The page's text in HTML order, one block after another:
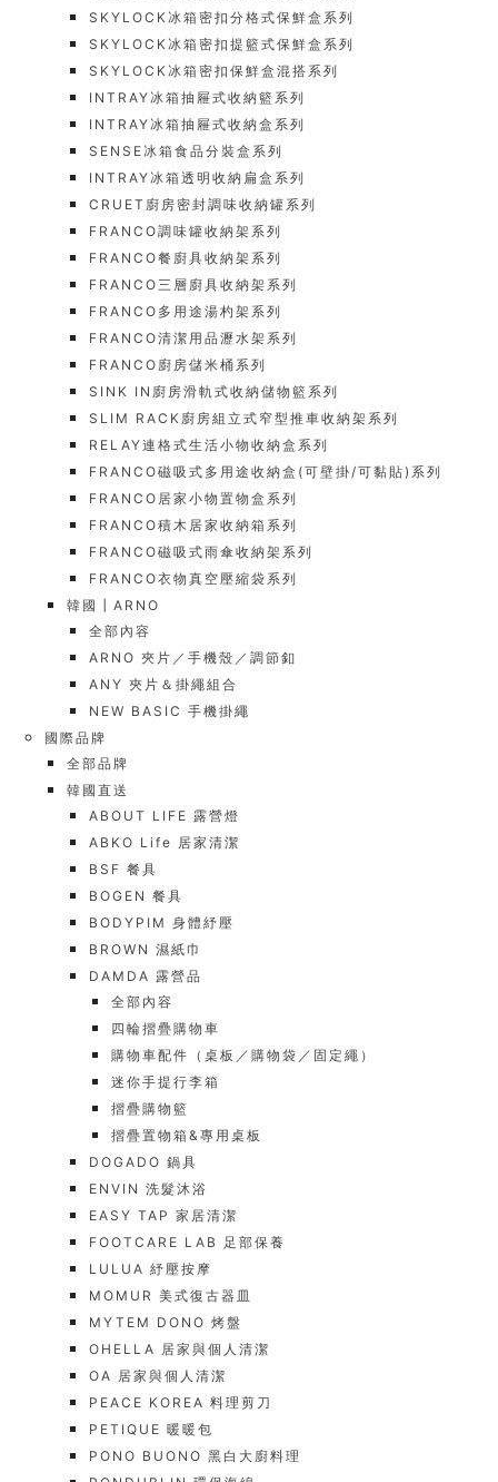
SKYLOCK冰箱密扣分格式保鮮盒系列
SKYLOCK冰箱密扣提籃式保鮮盒系列
SKYLOCK冰箱密扣保鮮盒混搭系列
INTRAY冰箱抽屜式收納籃系列
INTRAY冰箱抽屜式收納盒系列
SENSE冰箱食品分裝盒系列
INTRAY冰箱透明收納扁盒系列
CRUET廚房密封調味收納罐系列
FRANCO調味罐收納架系列
FRANCO餐廚具收納架系列
FRANCO三層廚具收納架系列
FRANCO多用途湯杓架系列
FRANCO清潔用品瀝水架系列
FRANCO廚房儲米桶系列
SINK IN廚房滑軌式收納儲物籃系列
SLIM RACK廚房組立式窄型推車收納架系列
RELAY連格式生活小物收納盒系列
FRANCO磁吸式多用途收納盒(可壁掛/可黏貼)系列
FRANCO居家小物置物盒系列
FRANCO積木居家收納箱系列
FRANCO磁吸式雨傘收納架系列
FRANCO衣物真空壓縮袋系列
韓國┃ARNO
全部內容
ARNO 夾片／手機殼／調節釦
ANY 夾片＆掛繩組合
NEW BASIC 手機掛繩
國際品牌
全部品牌
韓國直送
ABOUT LIFE 露營燈
ABKO Life 居家清潔
BSF 餐具
BOGEN 餐具
BODYPIM 身體紓壓
BROWN 濕紙巾
DAMDA 露營品
全部內容
四輪摺疊購物車
購物車配件（桌板／購物袋／固定繩）
迷你手提行李箱
摺疊購物籃
摺疊置物箱&專用桌板
DOGADO 鍋具
ENVIN 洗髮沐浴
EASY TAP 家居清潔
FOOTCARE LAB 足部保養
LULUA 紓壓按摩
MOMUR 美式復古器皿
MYTEM DONO 烤盤
OHELLA 居家與個人清潔
OA 居家與個人清潔
PEACE KOREA 料理剪刀
PETIQUE 暖暖包
PONO BUONO 黑白大廚料理